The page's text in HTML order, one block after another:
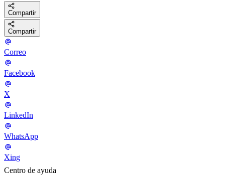
Compartir
Compartir
Correo
Facebook
X
LinkedIn
WhatsApp
Xing
Centro de ayuda